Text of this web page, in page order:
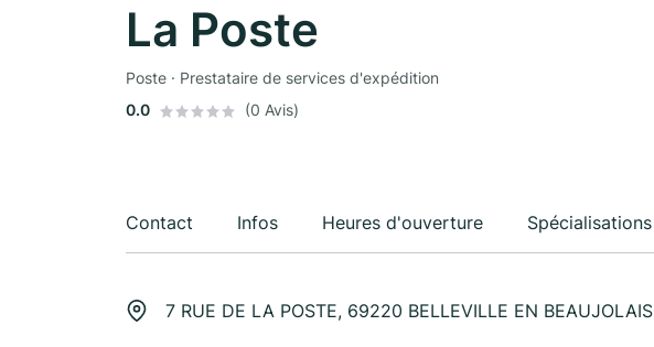
La Poste
Poste · Prestataire de services d'expédition
0.0
(0 Avis)
Contact Infos Heures d'ouverture Spécialisations
7 RUE DE LA POSTE, 69220 BELLEVILLE EN BEAUJOLAIS